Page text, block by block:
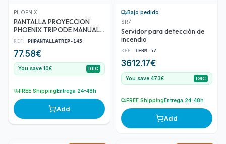
PHOENIX
PANTALLA PROYECCION
PHOENIX TRIPODE MANUAL
80 145X145
REF: PHPANTALLATRIP-145
77.58€
You save 10€ IGIC
FREE ShippingEntrega 24-48h
Add
Bajo pedido
SR7
Servidor para detección de
incendio
REF: TERM-57
3612.17€
You save 473€ IGIC
FREE ShippingEntrega 24-48h
Add